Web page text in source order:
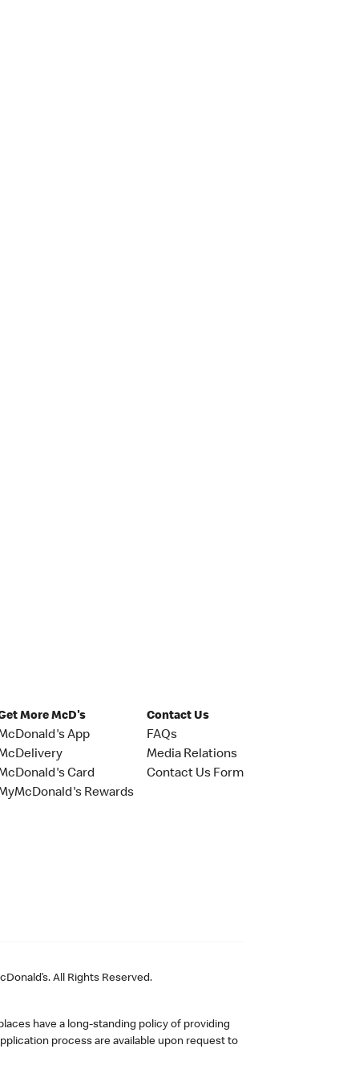
More McD's
App
Card
Rewards
Contact Us
FAQs
Media Relations
Contact Us Form
All Rights Reserved.
have a long-standing policy of providing
process are available upon request to